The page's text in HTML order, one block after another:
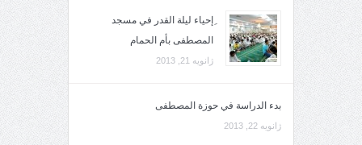
ِإحياء ليلة القدر في مسجد
المصطفى بأم الحمام
ژانویه 21, 2013
بدء الدراسة في حوزة المصطفى
ژانویه 22, 2013